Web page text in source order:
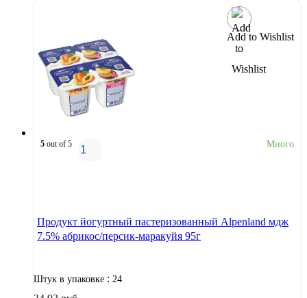
Add to Wishlist
5 out of 5 Много
Продукт йогуртный пастеризованный Alpenland мдж
7.5% абрикос/персик-маракуйя 95г
Штук в упаковке : 24